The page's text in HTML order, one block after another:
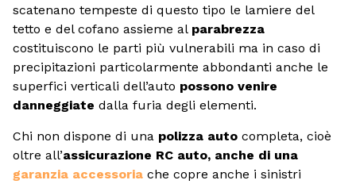
scatenano tempeste di questo tipo le lamiere del
tetto e del cofano assieme al parabrezza
costituiscono le parti più vulnerabili ma in caso di
precipitazioni particolarmente abbondanti anche le
superfici verticali dell’auto possono venire
danneggiate dalla furia degli elementi.
Chi non dispone di una polizza auto completa, cioè
oltre all’assicurazione RC auto, anche di una
garanzia accessoria che copre anche i sinistri